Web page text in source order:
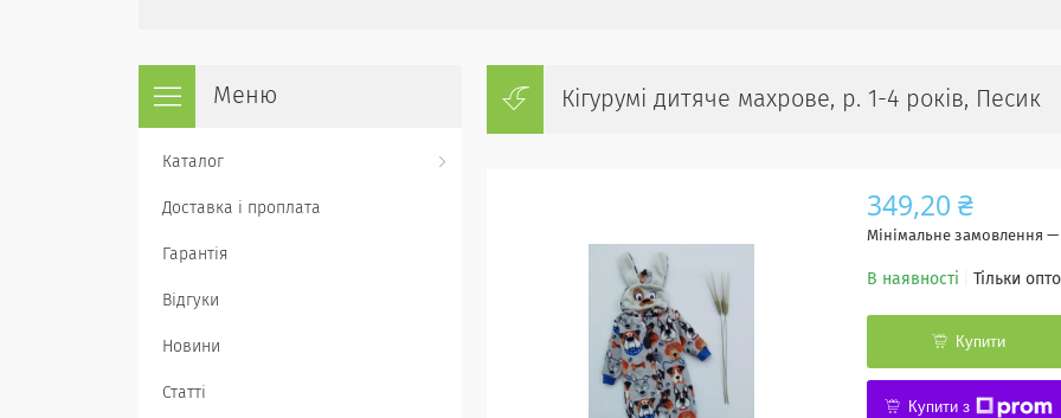
Кігурумі дитяче махрове, р. 1-4 років, Песик
349,20 ₴
Мінімальне замовлення —
В наявності Тільки
Купити
Купити з
Каталог
Доставка і проплата
Гарантія
Відгуки
Новини
Статті